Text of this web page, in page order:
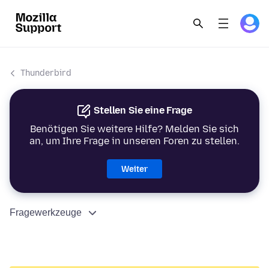
Thunderbird
Stellen Sie eine Frage
Benötigen Sie weitere Hilfe? Melden Sie sich
an, um Ihre Frage in unseren Foren zu stellen.
Weiter
Fragewerkzeuge